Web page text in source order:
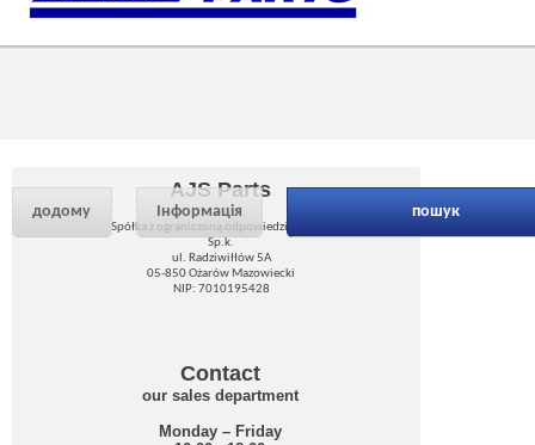
додому Інформація пошук
AJS Parts
Spółka z ograniczoną odpowiedzialnością
Sp.k.
ul. Radziwiłłów 5A
05-850 Ożarów Mazowiecki
NIP: 7010195428
Contact
our sales department
Monday – Friday